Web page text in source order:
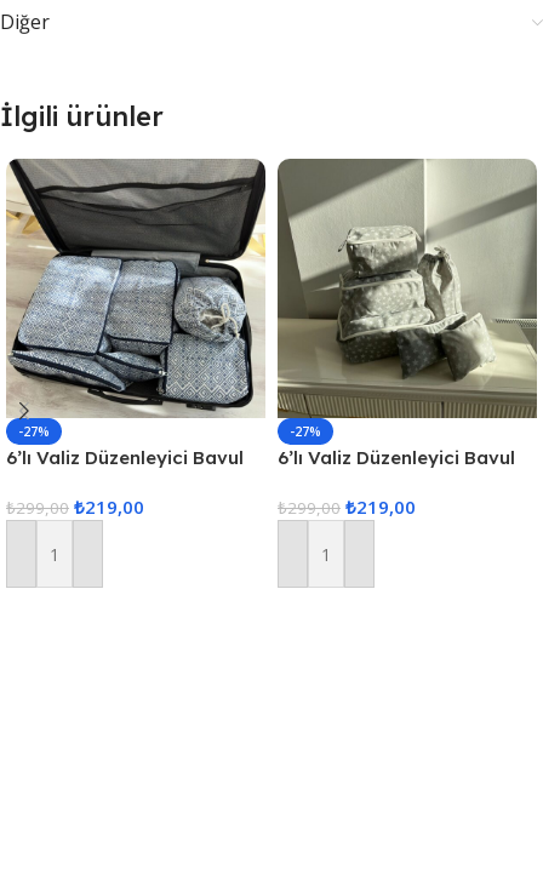
Diğer
İlgili ürünler
-27%
6’lı Valiz Düzenleyici Bavul
Hurcu
₺299,00 ₺219,00
Sepete Ekle
-27%
6’lı Valiz Düzenleyici Bavul
Hurcu
₺299,00 ₺219,00
Sepete Ekle